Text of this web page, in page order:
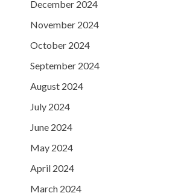
December 2024
November 2024
October 2024
September 2024
August 2024
July 2024
June 2024
May 2024
April 2024
March 2024